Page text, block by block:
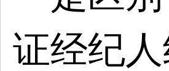
证经纪